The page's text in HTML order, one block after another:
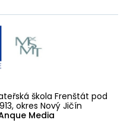
škola Frenštát pod
okres Nový Jičín
Media